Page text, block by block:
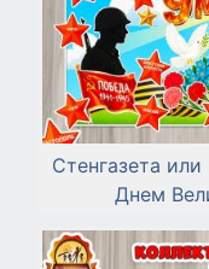
Стенгазета
Днем